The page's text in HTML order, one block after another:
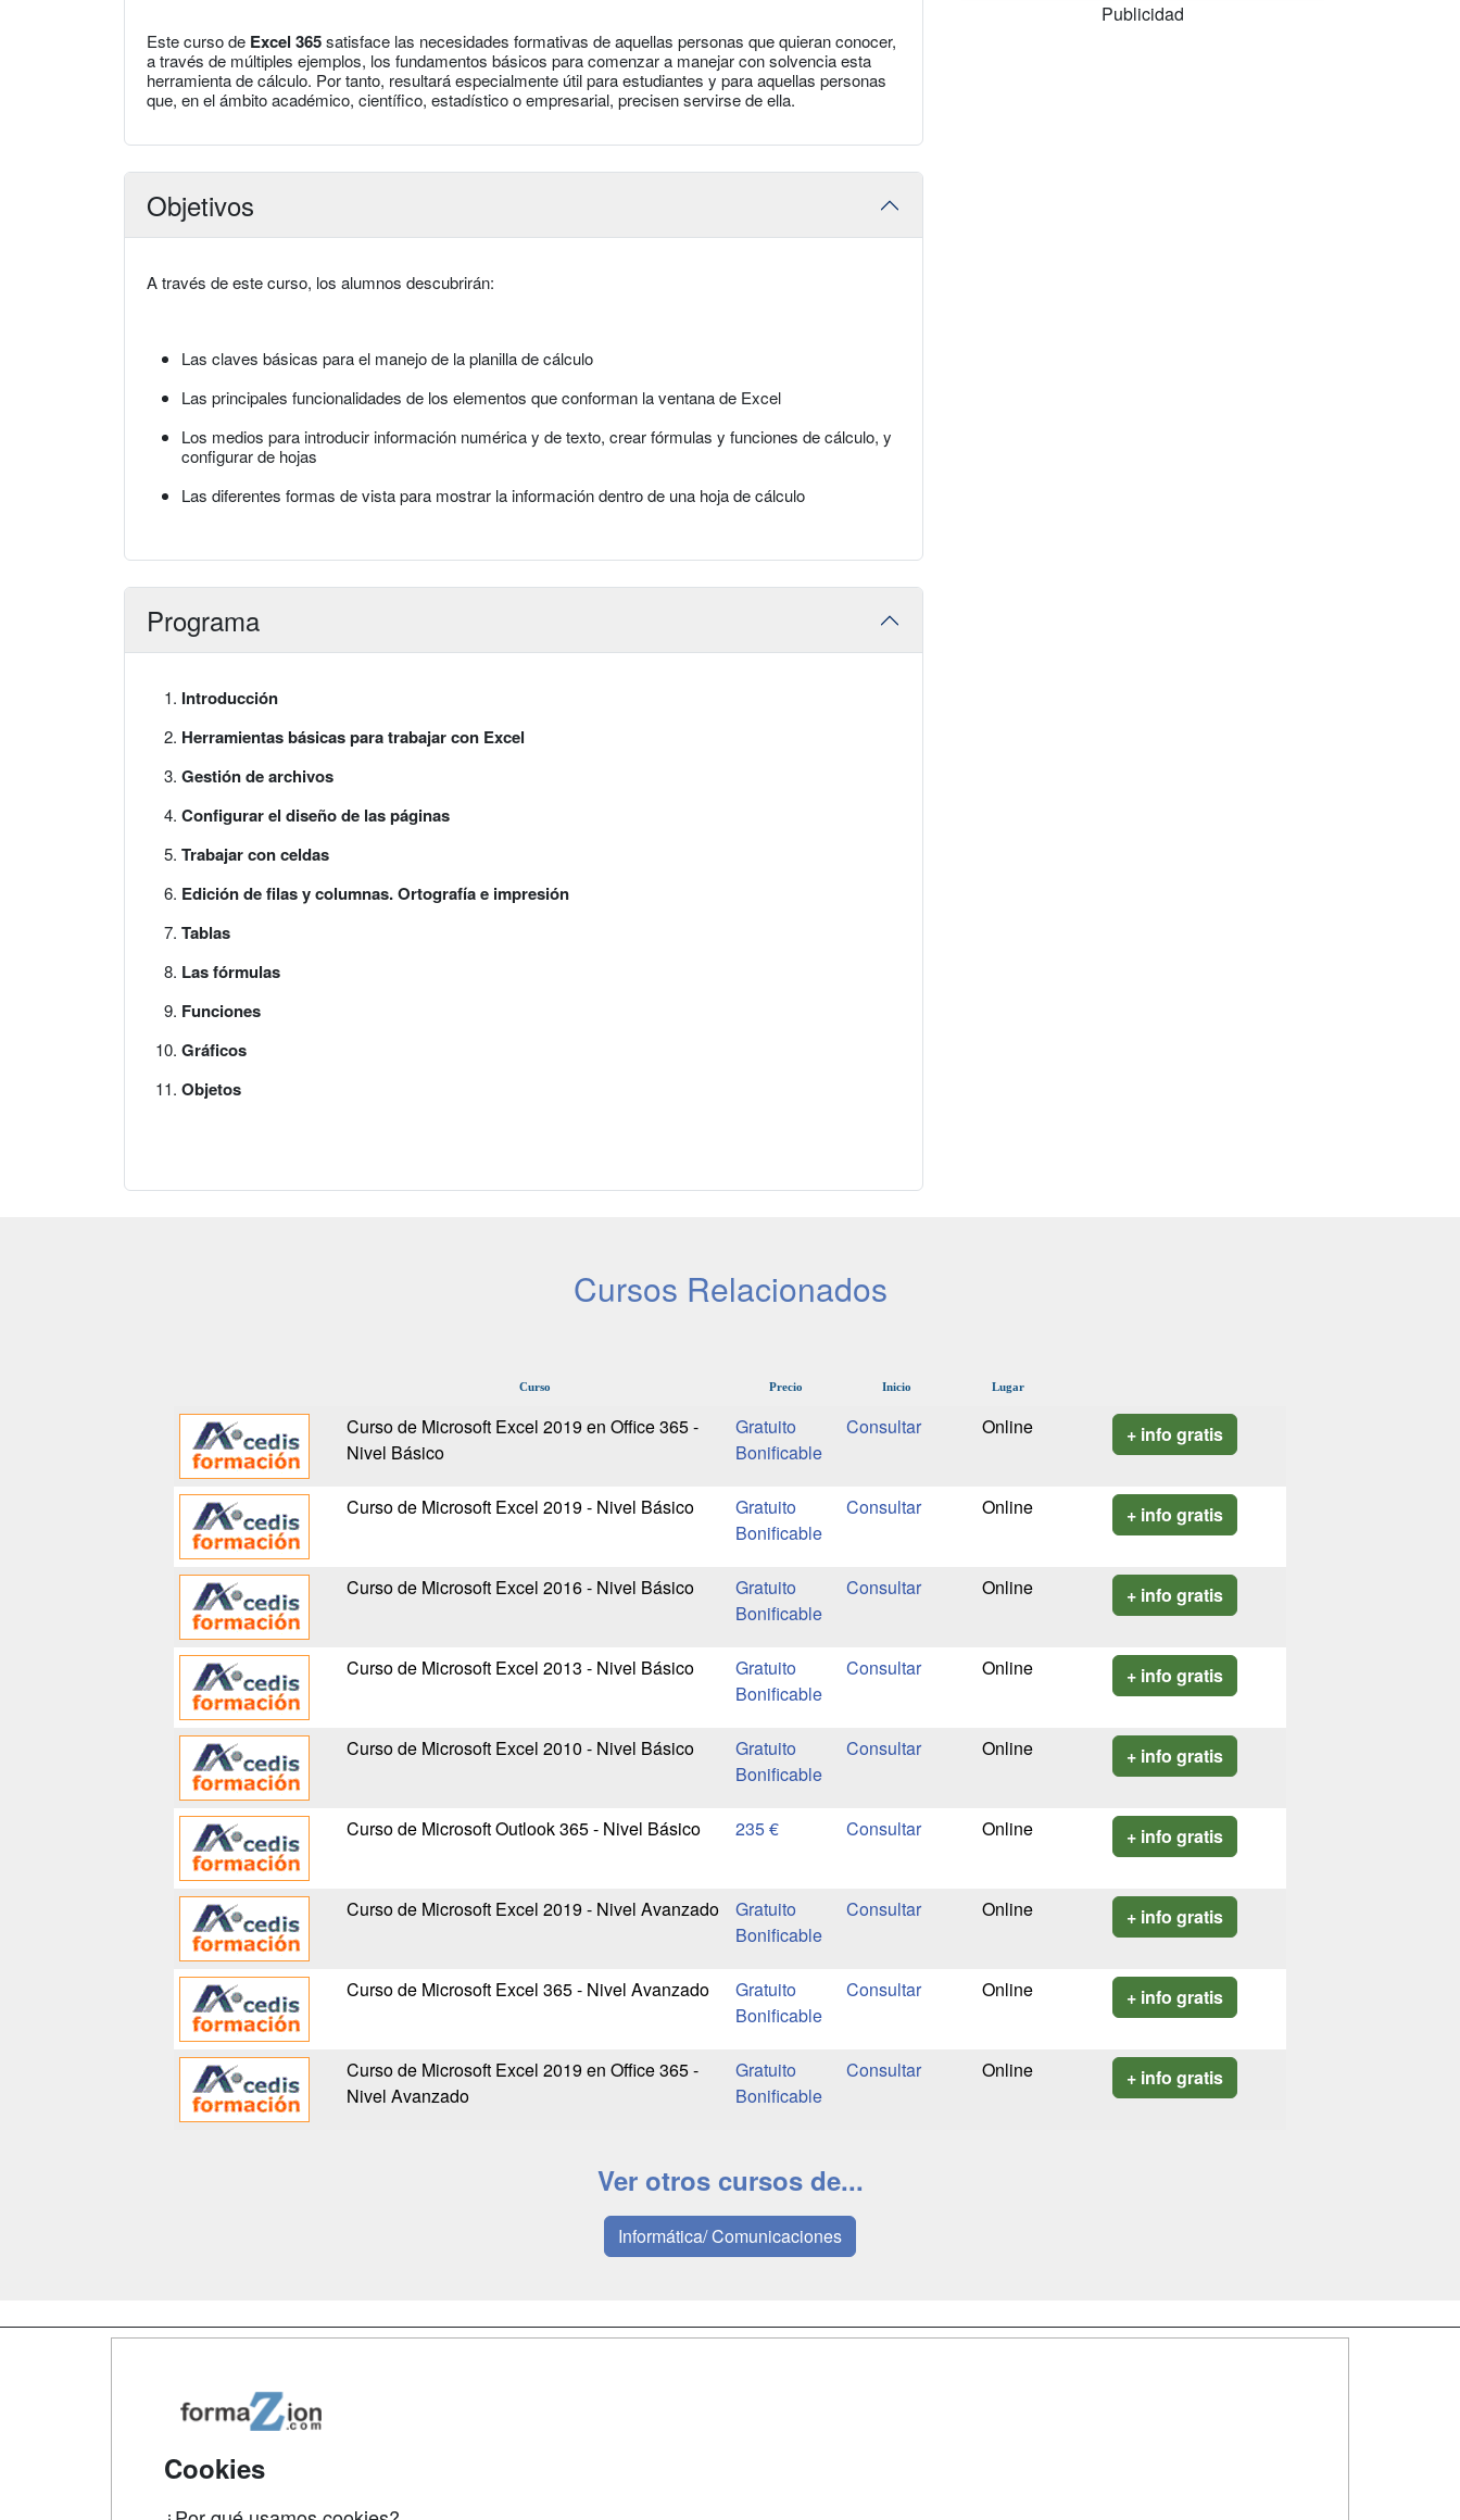
Este curso de Excel 365satisface las necesidades formativas de aquellas personas que quieran conocer,
a través de múltiples ejemplos, los fundamentos básicos para comenzar a manejar con solvencia esta
herramienta de cálculo. Por tanto, resultará especialmente útil para estudiantes y para aquellas personas
que, en el ámbito académico, científico, estadístico o empresarial, precisen servirse de ella.
Objetivos
A través de este curso, los alumnos descubrirán:
Las claves básicas para el manejo de la planilla de cálculo
Las principales funcionalidades de los elementos que conforman la ventana de Excel
Los medios para introducir información numérica y de texto, crear fórmulas y funciones de cálculo, y
configurar de hojas
Las diferentes formas de vista para mostrar la información dentro de una hoja de cálculo
Programa
Introducción
Herramientas básicas para trabajar con Excel
Gestión de archivos
Configurar el diseño de las páginas
Trabajar con celdas
Edición de filas y columnas. Ortografía e impresión
Tablas
Las fórmulas
Funciones
Gráficos
Objetos
Publicidad
Cursos Relacionados
Curso Precio Inicio Lugar
Curso de Microsoft Excel 2019 en Office 365 -
Nivel Básico
Gratuito
Bonificable
Online + info gratis
Curso de Microsoft Excel 2019 - Nivel Básico
Gratuito
Bonificable
Online + info gratis
Curso de Microsoft Excel 2016 - Nivel Básico
Gratuito
Bonificable
Online + info gratis
Curso de Microsoft Excel 2013 - Nivel Básico
Gratuito
Bonificable
Online + info gratis
Curso de Microsoft Excel 2010 - Nivel Básico
Gratuito
Bonificable
Online + info gratis
Curso de Microsoft Outlook 365 - Nivel Básico 235 € Online + info gratis
Curso de Microsoft Excel 2019 - Nivel Avanzado
Gratuito
Bonificable
Online + info gratis
Curso de Microsoft Excel 365 - Nivel Avanzado
Gratuito
Bonificable
Online + info gratis
Curso de Microsoft Excel 2019 en Office 365 -
Nivel Avanzado
Gratuito
Bonificable
Online + info gratis
Ver otros cursos de...
Informática/ Comunicaciones
Cookies